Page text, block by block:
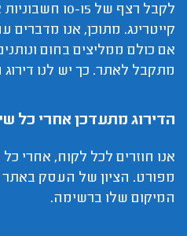
לקבל רצף של
אם כולם ממליצים בחום
מתקבל לאתר. כך יש לנו
הדירוג מתעדכן אחרי כל
אנו חוזרים לכל לקוח, אחרי
מפורט. הציון של העסק באתר
המיקום שלו ברשימה.